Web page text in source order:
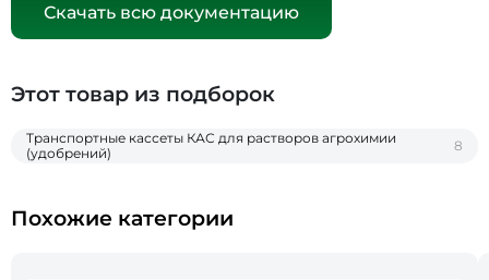
Скачать всю документацию
Этот товар из подборок
Транспортные кассеты КАС для растворов агрохимии
(удобрений)
8
Похожие категории